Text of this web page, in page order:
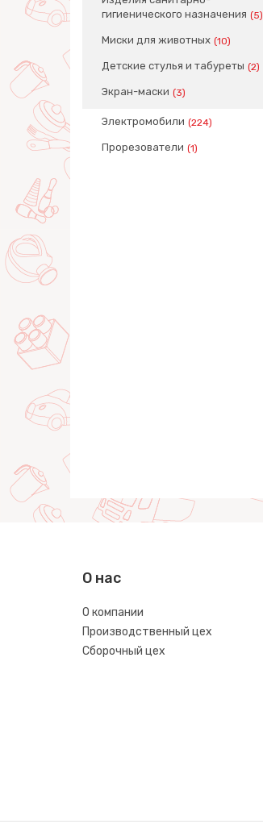
гигиенического назначения (5)
Миски для животных (10)
Детские стулья и табуреты (2)
Экран-маски (3)
Электромобили (224)
Прорезователи (1)
О нас
О компании
Производственный цех
Сборочный цех